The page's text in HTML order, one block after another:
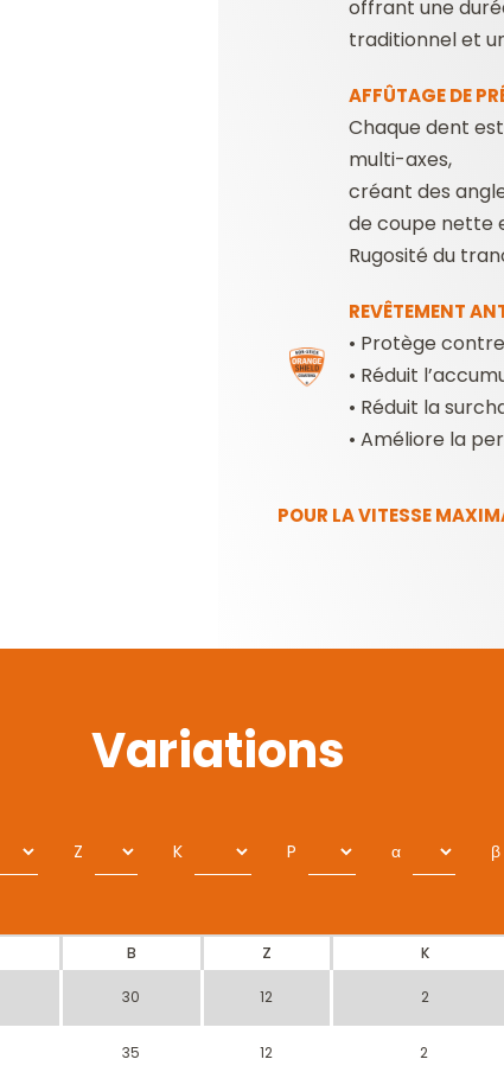
offrant une
traditionnel et
AFFÛTAGE DE
Chaque dent
multi-axes,
créant des
de coupe nette
Rugosité du
REVÊTEMENT
• Protège
• Réduit
• Réduit la
• Améliore la
POUR LA VITESSE
Variations
Z K P α β
B Z K
30 12 2
35 12 2